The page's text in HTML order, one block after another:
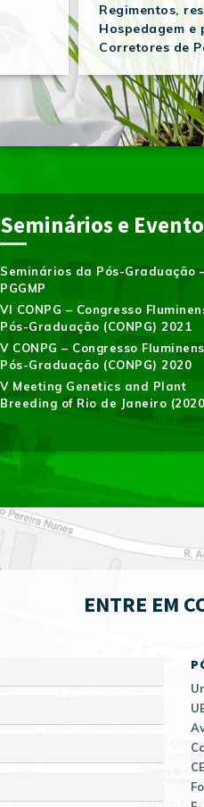
Regimentos,
Hospedagem e
Corretores de
Seminários e
Seminários da Pós-Graduação
PGGMP
VI CONPG – Congresso
Pós-Graduação (CONPG) 2021
V CONPG – Congresso
Pós-Graduação (CONPG) 2020
V Meeting Genetics and Plant
Breeding of Rio de Janeiro
ENTRE EM